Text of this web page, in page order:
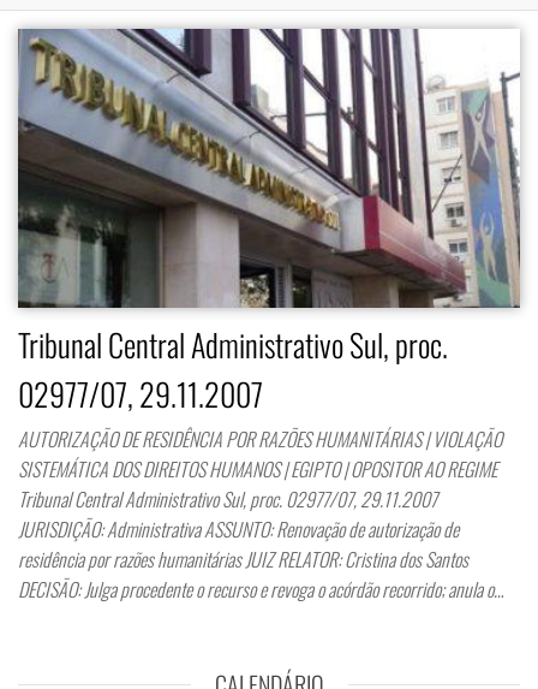
Tribunal Central Administrativo Sul, proc.
02977/07, 29.11.2007
AUTORIZAÇÃO DE RESIDÊNCIA POR RAZÕES HUMANITÁRIAS | VIOLAÇÃO
SISTEMÁTICA DOS DIREITOS HUMANOS | EGIPTO | OPOSITOR AO REGIME
Tribunal Central Administrativo Sul, proc. 02977/07, 29.11.2007
JURISDIÇÃO: Administrativa ASSUNTO: Renovação de autorização de
residência por razões humanitárias JUIZ RELATOR: Cristina dos Santos
DECISÃO: Julga procedente o recurso e revoga o acórdão recorrido; anula o…